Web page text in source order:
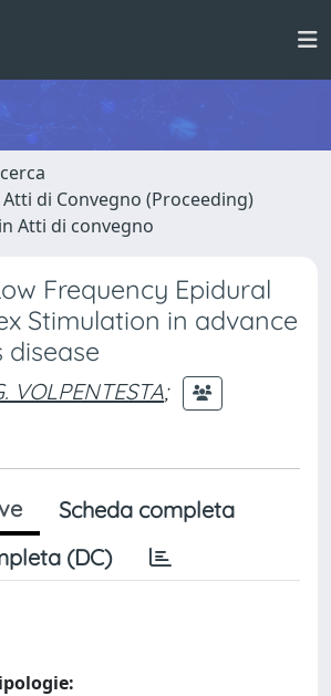
di Convegno (Proceeding)
Atti di convegno
Frequency Epidural
Stimulation in advance
disease
VOLPENTESTA;
Scheda completa
(DC)